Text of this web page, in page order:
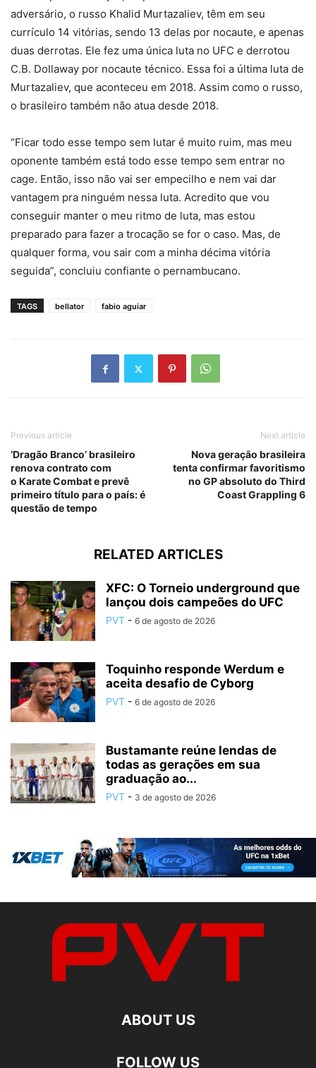
adversário, o russo Khalid Murtazaliev, têm em seu
currículo 14 vitórias, sendo 13 delas por nocaute, e apenas
duas derrotas. Ele fez uma única luta no UFC e derrotou
C.B. Dollaway por nocaute técnico. Essa foi a última luta de
Murtazaliev, que aconteceu em 2018. Assim como o russo,
o brasileiro também não atua desde 2018.
“Ficar todo esse tempo sem lutar é muito ruim, mas meu
oponente também está todo esse tempo sem entrar no
cage. Então, isso não vai ser empecilho e nem vai dar
vantagem pra ninguém nessa luta. Acredito que vou
conseguir manter o meu ritmo de luta, mas estou
preparado para fazer a trocação se for o caso. Mas, de
qualquer forma, vou sair com a minha décima vitória
seguida”, concluiu confiante o pernambucano.
TAGS bellator fabio aguiar
Previous article
‘Dragão Branco’ brasileiro
renova contrato com
o Karate Combat e prevê
primeiro título para o país: é
questão de tempo
Next article
Nova geração brasileira
tenta confirmar favoritismo
no GP absoluto do Third
Coast Grappling 6
RELATED ARTICLES
XFC: O Torneio underground que
lançou dois campeões do UFC
PVT - 6 de agosto de 2026
Toquinho responde Werdum e
aceita desafio de Cyborg
PVT - 6 de agosto de 2026
Bustamante reúne lendas de
todas as gerações em sua
graduação ao...
PVT - 3 de agosto de 2026
ABOUT US
FOLLOW US